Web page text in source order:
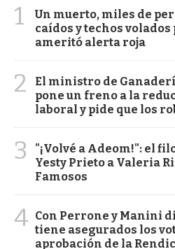
1
Un muerto, miles de
caídos y techos
ameritó alerta roja
2
El ministro de
pone un freno a la
laboral y pide que los
3
"¡Volvé a Adeom!": el
Yesty Prieto a Valeria
Famosos
4 Con Perrone y Manini
tiene asegurados los
aprobación de la